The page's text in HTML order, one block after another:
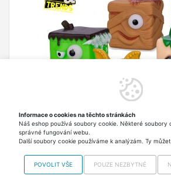
Toys&Trends příšerky kulící oči
Mix 8 druhů – nelze vybrat
balení 8 ks v display
Informace o cookies na těchto stránkách
Náš eshop používá soubory cookie. Některé soubory
správné fungování webu.
Další soubory cookie používáme k analýzám. Ty
POVOLIT VŠE POUZE NEZBYTNÉ